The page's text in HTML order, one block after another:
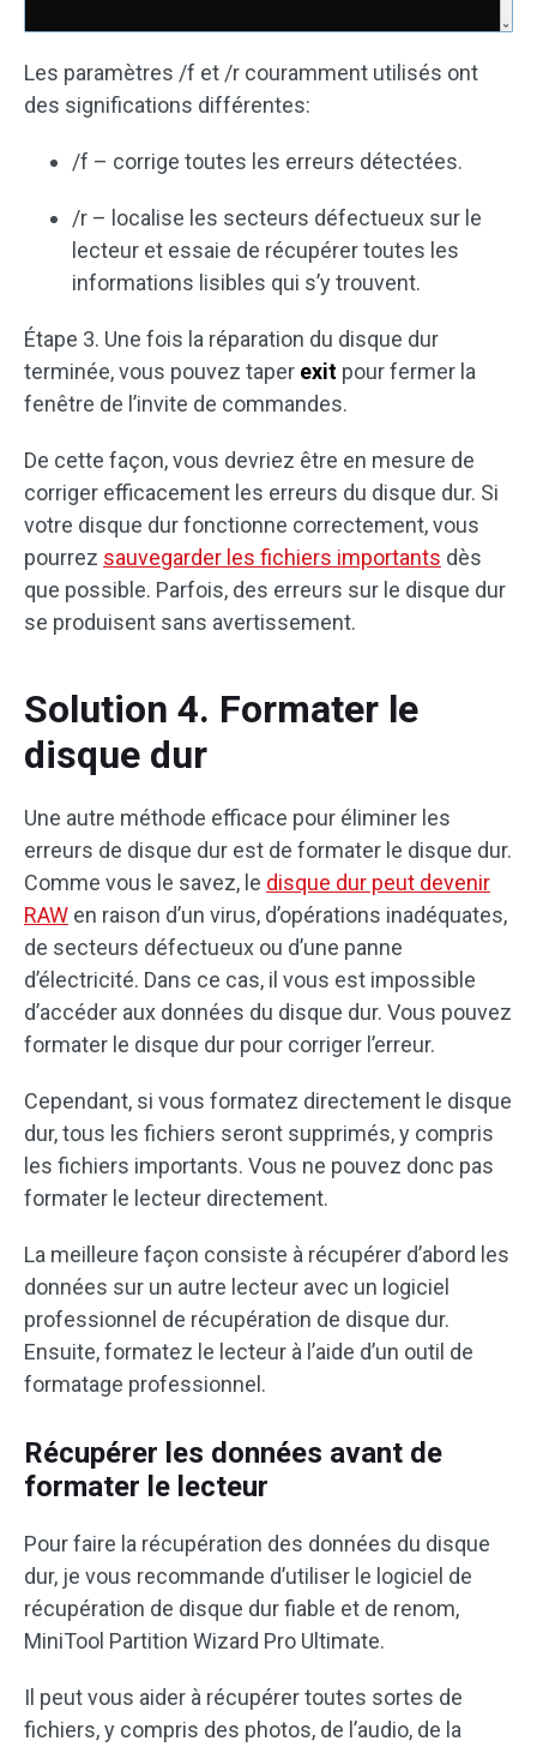
Les paramètres /f et /r couramment utilisés ont
des significations différentes:
/f – corrige toutes les erreurs détectées.
/r – localise les secteurs défectueux sur le
lecteur et essaie de récupérer toutes les
informations lisibles qui s’y trouvent.
Étape 3. Une fois la réparation du disque dur
terminée, vous pouvez taper exit pour fermer la
fenêtre de l’invite de commandes.
De cette façon, vous devriez être en mesure de
corriger efficacement les erreurs du disque dur. Si
votre disque dur fonctionne correctement, vous
pourrez sauvegarder les fichiers importants dès
que possible. Parfois, des erreurs sur le disque dur
se produisent sans avertissement.
Solution 4. Formater le
disque dur
Une autre méthode efficace pour éliminer les
erreurs de disque dur est de formater le disque dur.
Comme vous le savez, le disque dur peut devenir
RAW en raison d’un virus, d’opérations inadéquates,
de secteurs défectueux ou d’une panne
d’électricité. Dans ce cas, il vous est impossible
d’accéder aux données du disque dur. Vous pouvez
formater le disque dur pour corriger l’erreur.
Cependant, si vous formatez directement le disque
dur, tous les fichiers seront supprimés, y compris
les fichiers importants. Vous ne pouvez donc pas
formater le lecteur directement.
La meilleure façon consiste à récupérer d’abord les
données sur un autre lecteur avec un logiciel
professionnel de récupération de disque dur.
Ensuite, formatez le lecteur à l’aide d’un outil de
formatage professionnel.
Récupérer les données avant de
formater le lecteur
Pour faire la récupération des données du disque
dur, je vous recommande d’utiliser le logiciel de
récupération de disque dur fiable et de renom,
MiniTool Partition Wizard Pro Ultimate.
Il peut vous aider à récupérer toutes sortes de
fichiers, y compris des photos, de l’audio, de la